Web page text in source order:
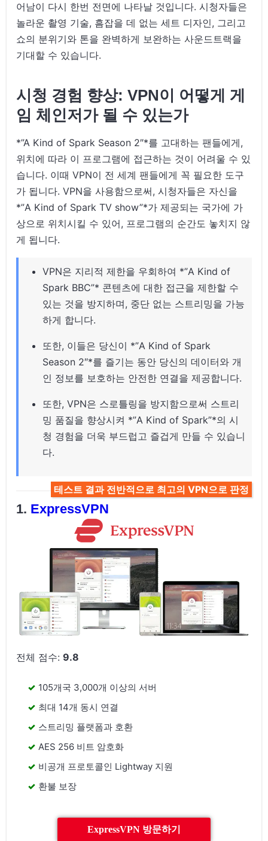
어남이 다시 한번 전면에 나타날 것입니다. 시청자들은
놀라운 촬영 기술, 흠잡을 데 없는 세트 디자인, 그리고
쇼의 분위기와 톤을 완벽하게 보완하는 사운드트랙을
기대할 수 있습니다.
시청 경험 향상: VPN이 어떻게 게
임 체인저가 될 수 있는가
*”A Kind of Spark Season 2″*를 고대하는 팬들에게,
위치에 따라 이 프로그램에 접근하는 것이 어려울 수 있
습니다. 이때 VPN이 전 세계 팬들에게 꼭 필요한 도구
가 됩니다. VPN을 사용함으로써, 시청자들은 자신을
*”A Kind of Spark TV show”*가 제공되는 국가에 가
상으로 위치시킬 수 있어, 프로그램의 순간도 놓치지 않
게 됩니다.
VPN은 지리적 제한을 우회하여 *”A Kind of
Spark BBC”* 콘텐츠에 대한 접근을 제한할 수
있는 것을 방지하며, 중단 없는 스트리밍을 가능
하게 합니다.
또한, 이들은 당신이 *”A Kind of Spark
Season 2″*를 즐기는 동안 당신의 데이터와 개
인 정보를 보호하는 안전한 연결을 제공합니다.
또한, VPN은 스로틀링을 방지함으로써 스트리
밍 품질을 향상시켜 *”A Kind of Spark”*의 시
청 경험을 더욱 부드럽고 즐겁게 만들 수 있습니
다.
테스트 결과 전반적으로 최고의 VPN으로 판정
ExpressVPN
전체 점수:9.8
105개국 3,000개 이상의 서버
최대 14개 동시 연결
스트리밍 플랫폼과 호환
AES 256 비트 암호화
비공개 프로토콜인 Lightway 지원
환불 보장
ExpressVPN 방문하기